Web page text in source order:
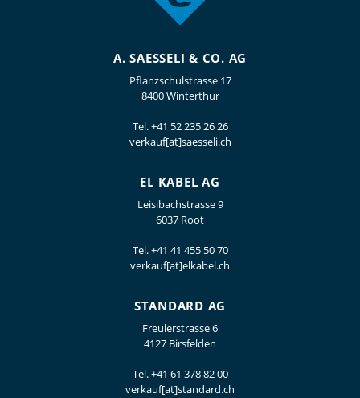
A. SAESSELI & CO. AG
Pflanzschulstrasse 17
8400 Winterthur
Tel.+41 52 235 26 26
verkauf[at]saesseli.ch
EL KABEL AG
Leisibachstrasse 9
6037 Root
Tel.+41 41 455 50 70
verkauf[at]elkabel.ch
STANDARD AG
Freulerstrasse 6
4127 Birsfelden
Tel.+41 61 378 82 00
verkauf[at]standard.ch